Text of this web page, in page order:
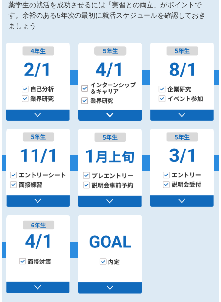
薬学生の就活を成功させるには「実習との両立」がポイントで
す。余裕のある5年次の最初に就活スケジュールを確認しておき
ましょう!